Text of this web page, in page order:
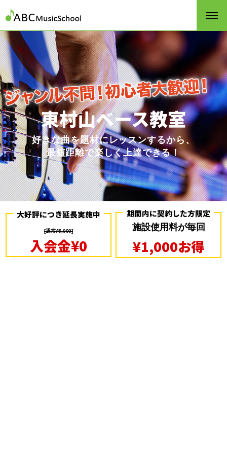
東村山ベース教室
好きな曲を題材にレッスンするから、
最短距離で楽しく上達できる！
大好評につき延長実施中
[通常¥5,000]
入会金¥0
期間内に契約した方限定
施設使用料が毎回
¥1,000お得